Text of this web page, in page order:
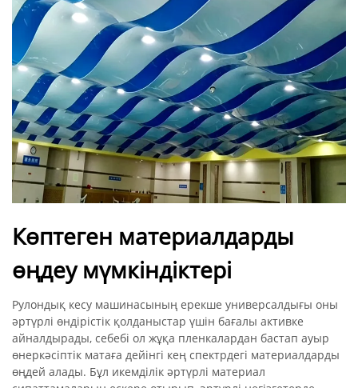
Көптеген материалдарды
өңдеу мүмкіндіктері
Рулондық кесу машинасының ерекше универсалдығы оны
әртүрлі өндірістік қолданыстар үшін бағалы активке
айналдырады, себебі ол жұқа пленкалардан бастап ауыр
өнеркәсіптік матаға дейінгі кең спектрдегі материалдарды
өңдей алады. Бұл икемділік әртүрлі материал